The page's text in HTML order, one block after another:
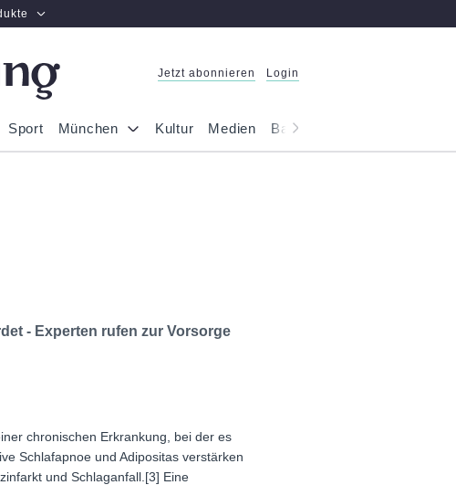
Jetzt abonnieren Login
Sport München Kultur Medien Bayern
- Experten rufen zur Vorsorge
chronischen Erkrankung, bei der es
Schlafapnoe und Adipositas verstärken
und Schlaganfall.[3] Eine